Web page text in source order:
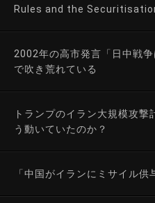
Rules and the
2002年の高市発言「日中戦
で吹き荒れている
トランプのイラン大規模攻
う動いていたのか？
「中国がイランにミサイル供